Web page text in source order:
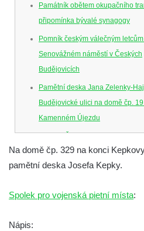
Památník obětem okupačního
připomínka bývalé synagogy
Pomník českým válečným
Senovážném náměstí v Českých
Budějovicích
Pamětní deska Jana Zelenky-
Budějovické ulici na domě čp.
Kamenném Újezdu
Kenotaf Šimona Valhy na
Kamenném Újezdě
Kenotaf Václava B. Hájka na
Pomník obětem válek na Náměstí
Na domě čp. 329 na konci
pamětní deska Josefa Kepky.
Spolek pro vojenská pietní místa:
Nápis: